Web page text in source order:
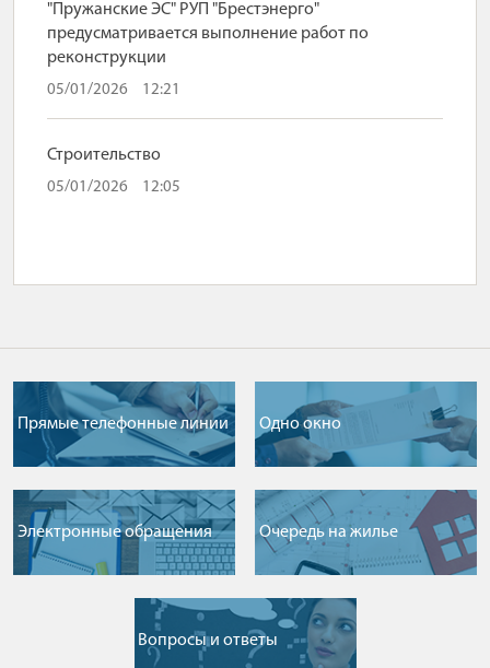
"Пружанские ЭС" РУП "Брестэнерго"
предусматривается выполнение работ по
реконструкции
05/01/2026 12:21
Строительство
05/01/2026 12:05
Прямые телефонные линии Одно окно
Электронные обращения Очередь на жилье
Вопросы и ответы